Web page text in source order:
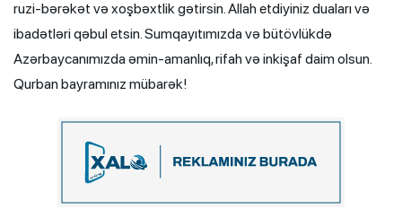
ruzi-bərəkət və xoşbəxtlik gətirsin. Allah etdiyiniz duaları və
ibadətləri qəbul etsin. Sumqayıtımızda və bütövlükdə
Azərbaycanımızda əmin-amanlıq, rifah və inkişaf daim olsun.
Qurban bayramınız mübarək!